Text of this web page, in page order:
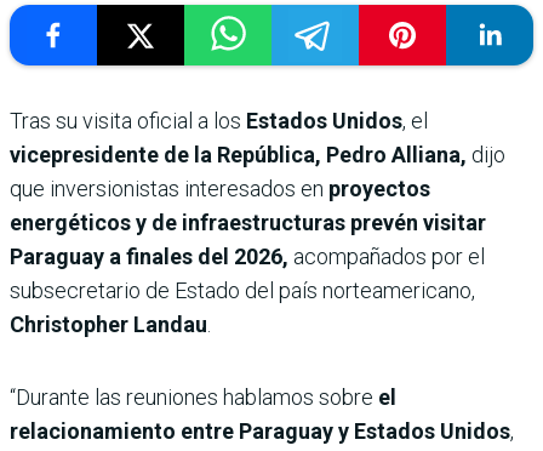
Tras su visita oficial a los Estados Unidos, el
vicepresidente de la República, Pedro Alliana, dijo
que inversionistas interesados en proyectos
energéticos y de infraestructuras prevén visitar
Paraguay a finales del 2026, acompañados por el
subsecretario de Estado del país norteamericano,
Christopher Landau
“Durante las reuniones hablamos sobre el
relacionamiento entre Paraguay y Estados Unidos,